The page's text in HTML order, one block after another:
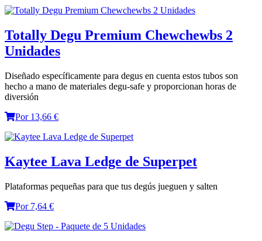
Totally Degu Premium Chewchewbs 2
Unidades
Diseñado específicamente para degus en cuenta estos tubos son
hecho a mano de materiales degu-safe y proporcionan horas de
diversión
Por 13,66 €
Kaytee Lava Ledge de Superpet
Plataformas pequeñas para que tus degús jueguen y salten
Por 7,64 €